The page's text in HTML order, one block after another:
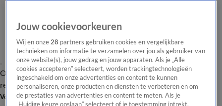
Overzicht Laatste nieuws Regionieuws Het beste van Hart
Tip de
redactie
Volg Hart van Nederland
Jouw cookievoorkeuren
Wij en onze28 partners gebruiken cookies en vergelijkbare
technieken om informatie te verzamelen over jou als gebruiker van
onze website(s), jouw gedrag en jouw apparaten. Als je „Alle
cookies accepteren” selecteert, worden trackingtechnologieën
ingeschakeld om onze advertenties en content te kunnen
personaliseren, onze producten en diensten te verbeteren en om
de prestaties van advertenties en content te meten. Als je
„Huidige keuze opslaan” selecteert of je toestemming intrekt,